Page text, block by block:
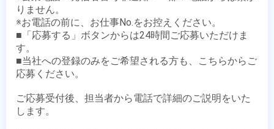
りません。
※お電話の前に、お仕事No.をお控えください。
■「応募する」ボタンからは24時間ご応募いただけま
す。
■当社への登録のみをご希望される方も、こちらからご
応募ください。
ご応募受付後、担当者から電話で詳細のご説明をいた
します。